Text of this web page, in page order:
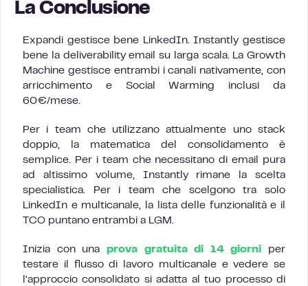
La Conclusione
Expandi gestisce bene LinkedIn. Instantly gestisce
bene la deliverability email su larga scala. La Growth
Machine gestisce entrambi i canali nativamente, con
arricchimento e Social Warming inclusi da
60€/mese.
Per i team che utilizzano attualmente uno stack
doppio, la matematica del consolidamento è
semplice. Per i team che necessitano di email pura
ad altissimo volume, Instantly rimane la scelta
specialistica. Per i team che scelgono tra solo
LinkedIn e multicanale, la lista delle funzionalità e il
TCO puntano entrambi a LGM.
Inizia con una prova gratuita di 14 giorni per
testare il flusso di lavoro multicanale e vedere se
l’approccio consolidato si adatta al tuo processo di